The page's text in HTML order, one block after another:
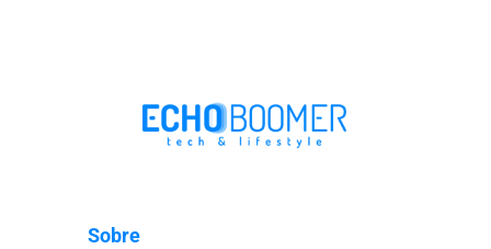
Sobre